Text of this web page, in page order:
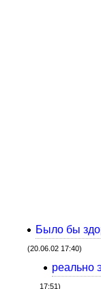
Было бы
(20.06.02 17:40)
реально
17:51)